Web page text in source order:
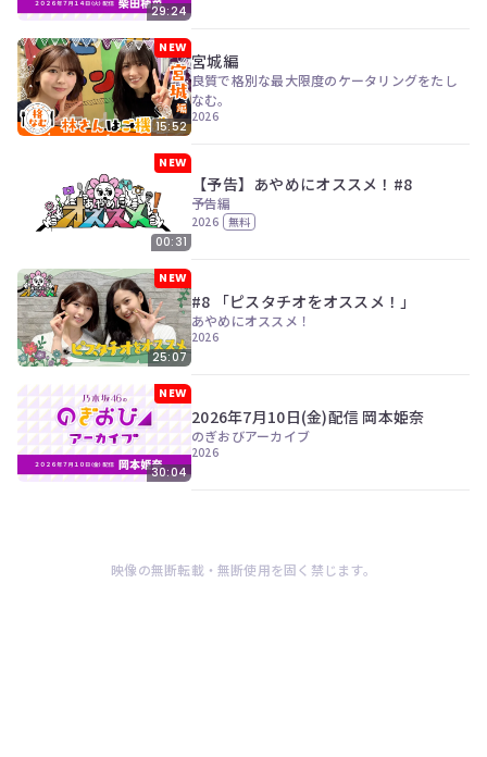
29:24
NEW
15:52
宮城編
良質で格別な最大限度のケータリングをたし
なむ。
2026
NEW
00:31
【予告】あやめにオススメ！#8
予告編
2026 無料
NEW
25:07
#8 「ピスタチオをオススメ！」
あやめにオススメ！
2026
NEW
30:04
2026年7月10日(金)配信 岡本姫奈
のぎおびアーカイブ
2026
映像の無断転載・無断使用を固く禁じます。